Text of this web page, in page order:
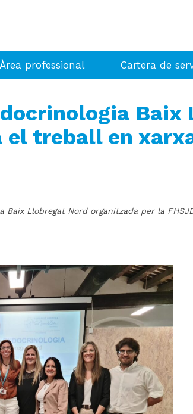
Àrea professional Cartera de
el treball en
Baix Llobregat Nord organitzada per la